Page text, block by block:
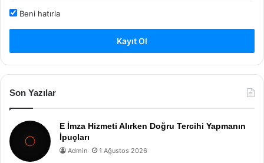
Beni hatırla
Kayıt Ol
Son Yazılar
E İmza Hizmeti Alırken Doğru Tercihi Yapmanın
İpuçları
Admin 1 Ağustos 2026